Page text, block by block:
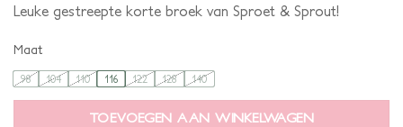
Leuke gestreepte korte broek van Sproet & Sprout!
Maat
98 104 110 116 122 128 140
TOEVOEGEN AAN WINKELWAGEN